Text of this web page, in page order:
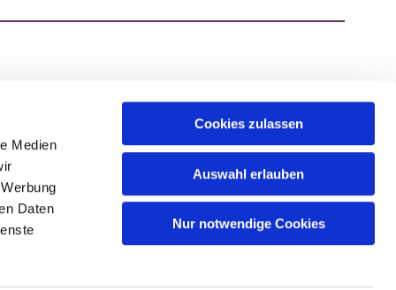
Medien
Daten
Cookies zulassen
Auswahl erlauben
Nur notwendige Cookies